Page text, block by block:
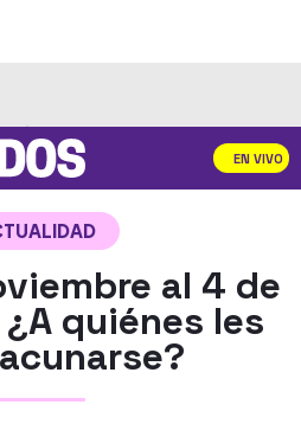
EN VIVO
al 4 de
quiénes les